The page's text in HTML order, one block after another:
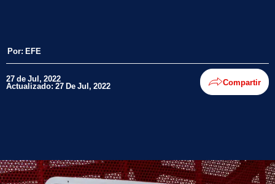
Por: EFE
27 de Jul, 2022
Actualizado: 27 De Jul, 2022 Compartir